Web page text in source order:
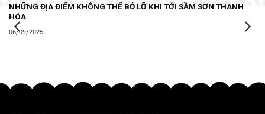
NHỮNG ĐỊA ĐIỂM KHÔNG THỂ BỎ LỠ KHI TỚI SẦM SƠN THANH
HÓA
06/09/2025